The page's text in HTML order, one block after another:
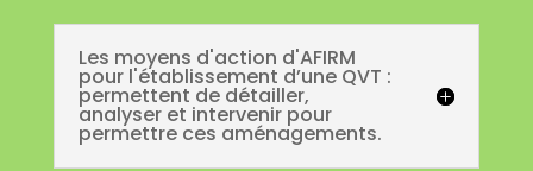
Les moyens d'action d'AFIRM
pour l'établissement d’une QVT :
permettent de détailler,
analyser et intervenir pour
permettre ces aménagements.